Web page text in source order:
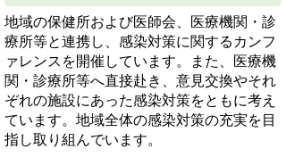
地域の保健所および医師会、医療機関・診
療所等と連携し、感染対策に関するカンフ
ァレンスを開催しています。また、医療機
関・診療所等へ直接赴き、意見交換やそれ
ぞれの施設にあった感染対策をともに考え
ています。地域全体の感染対策の充実を目
指し取り組んでいます。